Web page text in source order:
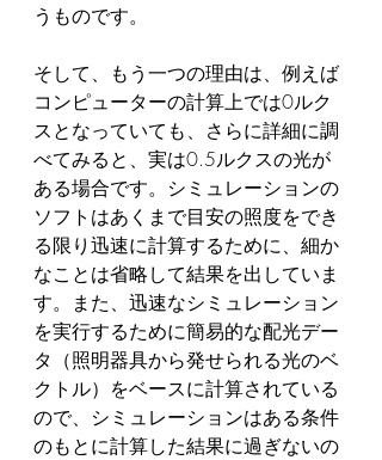
うものです。
そして、もう一つの理由は、例えば
コンピューターの計算上では0ルク
スとなっていても、さらに詳細に調
べてみると、実は0.5ルクスの光が
ある場合です。シミュレーションの
ソフトはあくまで目安の照度をでき
る限り迅速に計算するために、細か
なことは省略して結果を出していま
す。また、迅速なシミュレーション
を実行するために簡易的な配光デー
タ（照明器具から発せられる光のベ
クトル）をベースに計算されている
ので、シミュレーションはある条件
のもとに計算した結果に過ぎないの